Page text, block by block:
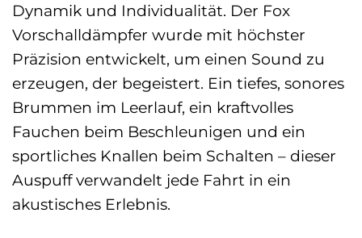
Dynamik und Individualität. Der Fox
Vorschalldämpfer wurde mit höchster
Präzision entwickelt, um einen Sound zu
erzeugen, der begeistert. Ein tiefes, sonores
Brummen im Leerlauf, ein kraftvolles
Fauchen beim Beschleunigen und ein
sportliches Knallen beim Schalten – dieser
Auspuff verwandelt jede Fahrt in ein
akustisches Erlebnis.